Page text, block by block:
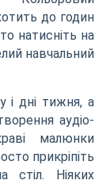
до годин
натисніть на
навчальний
і дні тижня, а
аудіо-
малюнки
прикріпіть
стіл. Ніяких